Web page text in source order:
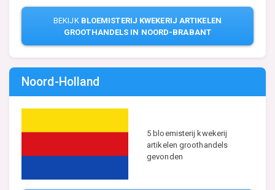
BEKIJK BLOEMISTERIJ KWEKERIJ ARTIKELEN
GROOTHANDELS IN NOORD-BRABANT
Noord-Holland
5 bloemisterij kwekerij
artikelen groothandels
gevonden